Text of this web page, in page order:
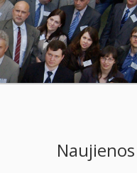
Naujienos